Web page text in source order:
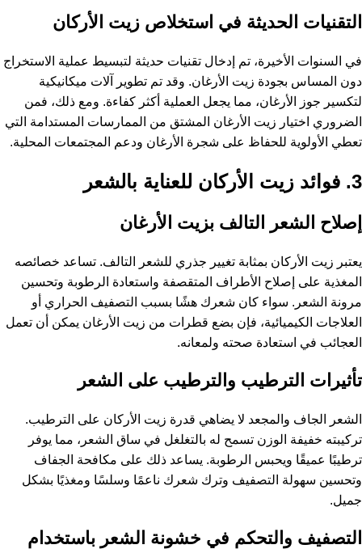
التقنيات الحديثة في استخلاص زيت الأركان
في السنوات الأخيرة، تم إدخال تقنيات حديثة لتبسيط عملية الاستخراج
دون المساس بجودة زيت الأرغان. وقد تم تطوير آلات ميكانيكية
لتكسير جوز الأرغان، مما يجعل العملية أكثر كفاءة. ومع ذلك، فمن
الضروري اختيار زيت الأرغان المشتق من الممارسات المستدامة التي
تعطي الأولوية للحفاظ على شجرة الأرغان ودعم المجتمعات المحلية.
3. فوائد زيت الأركان للعناية بالشعر
إصلاح الشعر التالف بزيت الأرغان
يعتبر زيت الأركان بمثابة تغيير جذري للشعر التالف. تساعد خصائصه
المغذية على إصلاح الأطراف المتقصفة واستعادة الرطوبة وتحسين
مرونة الشعر. سواء كان شعرك هشًا بسبب التصفيف الحراري أو
العلاجات الكيميائية، فإن بضع قطرات من زيت الأرغان يمكن أن تعمل
العجائب في استعادة صحته ولمعانه.
تأثيرات الترطيب والترطيب على الشعر
الشعر الجاف والمجعد لا يضاهي قدرة زيت الأركان على الترطيب.
تركيبته خفيفة الوزن تسمح له بالتغلغل في ساق الشعر، مما يوفر
ترطيبًا عميقًا ويحبس الرطوبة. يساعد ذلك على مكافحة الجفاف
وتحسين سهولة التصفيف وترك شعرك ناعمًا وسلسًا ومغذيًا بشكل
جميل.
التصفيف والتحكم في خشونة الشعر باستخدام